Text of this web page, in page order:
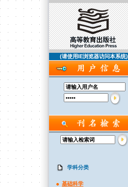
(请使用IE浏览器访问本系统)
学科分类
基础科学